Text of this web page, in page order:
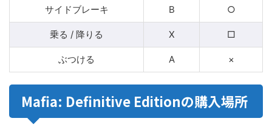
サイドブレーキ B ○
乗る / 降りる X □
ぶつける A ×
Mafia: Definitive Editionの購入場所